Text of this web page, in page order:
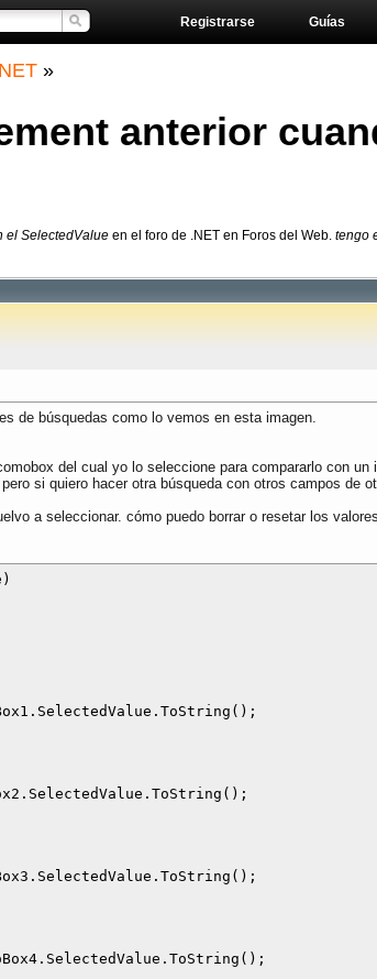
Guías
Registrarse
»
anterior
el SelectedValue en el foro de .NET en Foros del Web. tengo
de búsquedas como lo vemos en esta imagen.
del cual yo lo seleccione para compararlo con
si quiero hacer otra búsqueda con otros campos de
a seleccionar. cómo puedo borrar o resetar los